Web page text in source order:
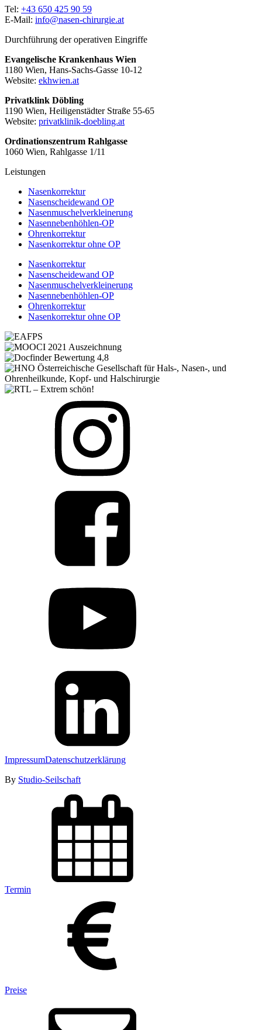
Tel: +43 650 425 90 59
E-Mail: info@nasen-chirurgie.at
Durchführung der operativen Eingriffe
Evangelische Krankenhaus Wien
1180 Wien, Hans-Sachs-Gasse 10-12
Website: ekhwien.at
Privatklink Döbling
1190 Wien, Heiligenstädter Straße 55-65
Website: privatklinik-doebling.at
Ordinationszentrum Rahlgasse
1060 Wien, Rahlgasse 1/11
Leistungen
Nasenkorrektur
Nasenscheidewand OP
Nasenmuschelverkleinerung
Nasennebenhöhlen-OP
Ohrenkorrektur
Nasenkorrektur ohne OP
Nasenkorrektur
Nasenscheidewand OP
Nasenmuschelverkleinerung
Nasennebenhöhlen-OP
Ohrenkorrektur
Nasenkorrektur ohne OP
ImpressumDatenschutzerklärung
By Studio-Seilschaft
Termin
Preise